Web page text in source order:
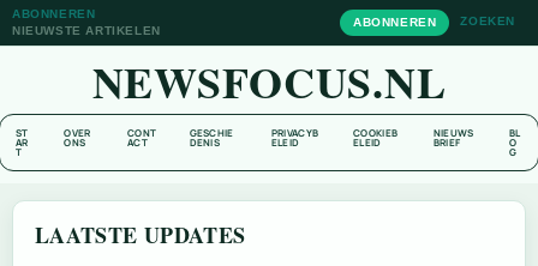
ABONNEREN
NIEUWSTE ARTIKELEN
ABONNEREN ZOEKEN
NEWSFOCUS.NL
ST
AR
T
OVER
ONS
CONT
ACT
GESCHIE
DENIS
PRIVACYB
ELEID
COOKIEB
ELEID
NIEUWS
BRIEF
BL
O
G
LAATSTE UPDATES